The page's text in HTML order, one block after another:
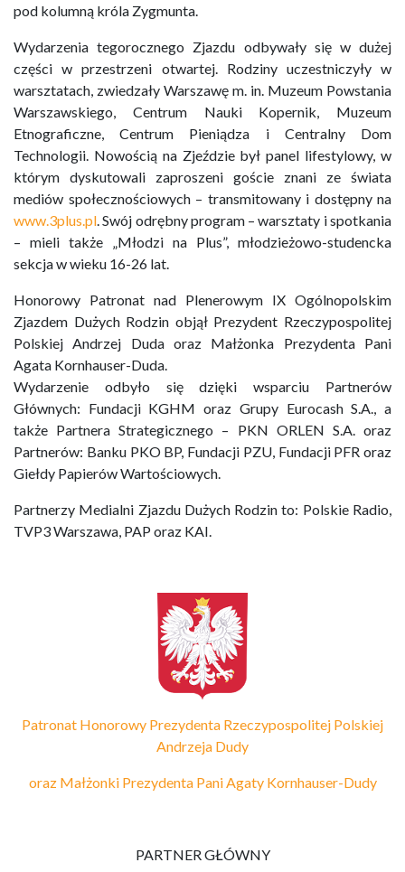
pod kolumną króla Zygmunta.
Wydarzenia tegorocznego Zjazdu odbywały się w dużej
części w przestrzeni otwartej. Rodziny uczestniczyły w
warsztatach, zwiedzały Warszawę m. in. Muzeum Powstania
Warszawskiego, Centrum Nauki Kopernik, Muzeum
Etnograficzne, Centrum Pieniądza i Centralny Dom
Technologii. Nowością na Zjeździe był panel lifestylowy, w
którym dyskutowali zaproszeni goście znani ze świata
mediów społecznościowych – transmitowany i dostępny na
www.3plus.pl. Swój odrębny program – warsztaty i spotkania
– mieli także „Młodzi na Plus”, młodzieżowo-studencka
sekcja w wieku 16-26 lat.
Honorowy Patronat nad Plenerowym IX Ogólnopolskim
Zjazdem Dużych Rodzin objął Prezydent Rzeczypospolitej
Polskiej Andrzej Duda oraz Małżonka Prezydenta Pani
Agata Kornhauser-Duda.
Wydarzenie odbyło się dzięki wsparciu Partnerów
Głównych: Fundacji KGHM oraz Grupy Eurocash S.A., a
także Partnera Strategicznego – PKN ORLEN S.A. oraz
Partnerów: Banku PKO BP, Fundacji PZU, Fundacji PFR oraz
Giełdy Papierów Wartościowych.
Partnerzy Medialni Zjazdu Dużych Rodzin to: Polskie Radio,
TVP3 Warszawa, PAP oraz KAI.
Patronat Honorowy Prezydenta Rzeczypospolitej Polskiej
Andrzeja Dudy
oraz Małżonki Prezydenta Pani Agaty Kornhauser-Dudy
PARTNER GŁÓWNY